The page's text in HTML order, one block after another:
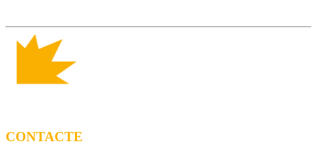
CONTACTE